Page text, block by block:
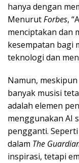
hanya dengan
MenurutForbes,
menciptakan dan
kesempatan bagi
teknologi dan
Namun,
banyak musisi
adalah elemen
menggunakan AI
pengganti.
dalam The
inspirasi, tetapi